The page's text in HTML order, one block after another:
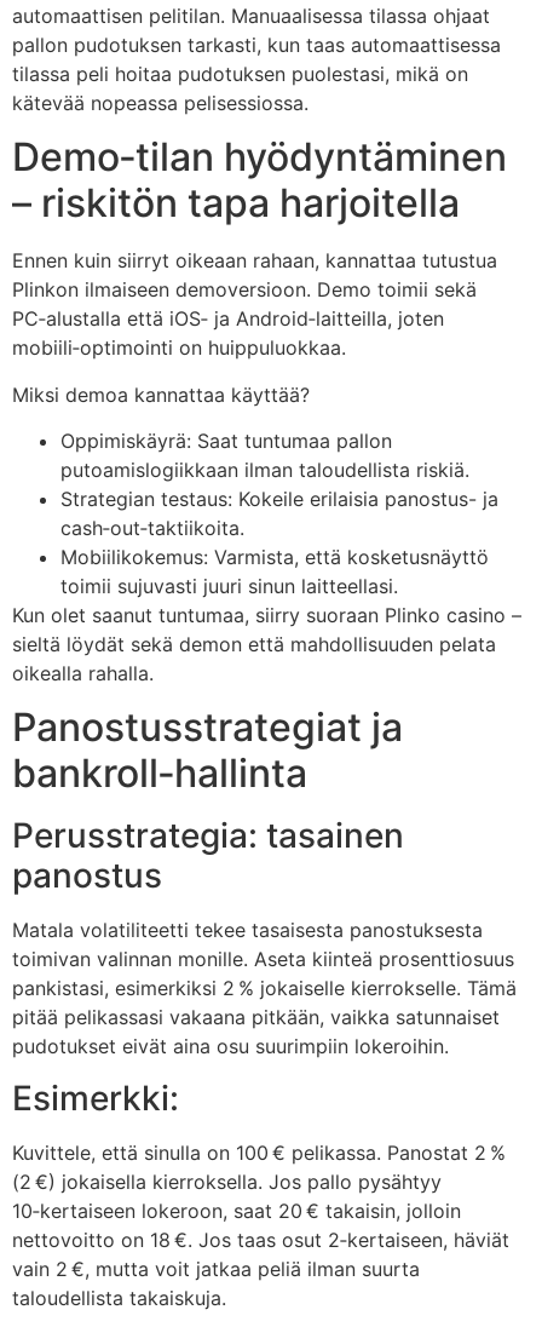
automaattisen pelitilan. Manuaalisessa tilassa ohjaat
pallon pudotuksen tarkasti, kun taas automaattisessa
tilassa peli hoitaa pudotuksen puolestasi, mikä on
kätevää nopeassa pelisessiossa.
Demo‑tilan hyödyntäminen
– riskitön tapa harjoitella
Ennen kuin siirryt oikeaan rahaan, kannattaa tutustua
Plinkon ilmaiseen demoversioon. Demo toimii sekä
PC‑alustalla että iOS‑ ja Android‑laitteilla, joten
mobiili‑optimointi on huippuluokkaa.
Miksi demoa kannattaa käyttää?
Oppimiskäyrä: Saat tuntumaa pallon
putoamislogiikkaan ilman taloudellista riskiä.
Strategian testaus: Kokeile erilaisia panostus- ja
cash‑out‑taktiikoita.
Mobiilikokemus: Varmista, että kosketusnäyttö
toimii sujuvasti juuri sinun laitteellasi.
Kun olet saanut tuntumaa, siirry suoraan Plinko casino –
sieltä löydät sekä demon että mahdollisuuden pelata
oikealla rahalla.
Panostusstrategiat ja
bankroll‑hallinta
Perusstrategia: tasainen
panostus
Matala volatiliteetti tekee tasaisesta panostuksesta
toimivan valinnan monille. Aseta kiinteä prosenttiosuus
pankistasi, esimerkiksi 2 % jokaiselle kierrokselle. Tämä
pitää pelikassasi vakaana pitkään, vaikka satunnaiset
pudotukset eivät aina osu suurimpiin lokeroihin.
Esimerkki:
Kuvittele, että sinulla on 100 € pelikassa. Panostat 2 %
(2 €) jokaisella kierroksella. Jos pallo pysähtyy
10‑kertaiseen lokeroon, saat 20 € takaisin, jolloin
nettovoitto on 18 €. Jos taas osut 2‑kertaiseen, häviät
vain 2 €, mutta voit jatkaa peliä ilman suurta
taloudellista takaiskuja.